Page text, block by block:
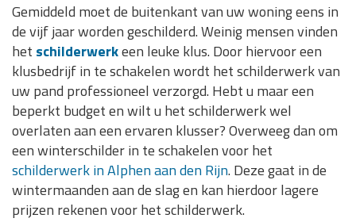
Gemiddeld moet de buitenkant van uw woning eens in
de vijf jaar worden geschilderd. Weinig mensen vinden
het schilderwerkeen leuke klus. Door hiervoor een
klusbedrijf in te schakelen wordt het schilderwerk van
uw pand professioneel verzorgd. Hebt u maar een
beperkt budget en wilt u het schilderwerk wel
overlaten aan een ervaren klusser? Overweeg dan om
een winterschilder in te schakelen voor het
schilderwerk in Alphen aan den Rijn. Deze gaat in de
wintermaanden aan de slag en kan hierdoor lagere
prijzen rekenen voor het schilderwerk.